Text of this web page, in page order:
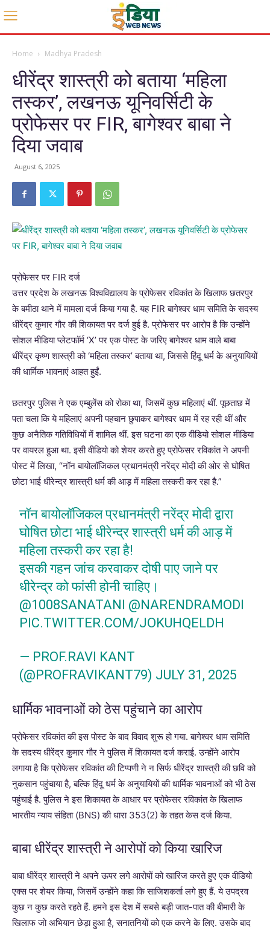
Home Madhya Pradesh
धीरेंद्र शास्त्री को बताया ‘महिला
तस्कर’, लखनऊ यूनिवर्सिटी के
प्रोफेसर पर FIR, बागेश्वर बाबा ने
दिया जवाब
August 6, 2025
प्रोफेसर पर FIR दर्ज
उत्तर प्रदेश के लखनऊ विश्वविद्यालय के प्रोफेसर रविकांत के खिलाफ छतरपुर
के बमीठा थाने में मामला दर्ज किया गया है. यह FIRबागेश्वर धाम समिति के सदस्य
धीरेंद्र कुमार गौर की शिकायत पर दर्ज हुई है. प्रोफेसर पर आरोप है कि उन्होंने
सोशल मीडिया प्लेटफॉर्म ‘X’पर एक पोस्ट के जरिए बागेश्वर धाम वाले बाबा
धीरेंद्र कृष्ण शास्त्री को ‘महिला तस्कर’ बताया था, जिससे हिंदू धर्म के अनुयायियों
की धार्मिक भावनाएं आहत हुईं.
छतरपुर पुलिस ने एक एम्बुलेंस को रोका था, जिसमें कुछ महिलाएं थीं. पूछताछ में
पता चला कि ये महिलाएं अपनी पहचान छुपाकर बागेश्वर धाम में रह रही थीं और
कुछ अनैतिक गतिविधियों में शामिल थीं. इस घटना का एक वीडियो सोशल मीडिया
पर वायरल हुआ था. इसी वीडियो को शेयर करते हुए प्रोफेसर रविकांत ने अपनी
पोस्ट में लिखा, “नॉन बायोलॉजिकल प्रधानमंत्री नरेंद्र मोदी की ओर से घोषित
छोटा भाई धीरेन्द्र शास्त्री धर्म की आड़ में महिला तस्करी कर रहा है.”
नॉन बायोलॉजिकल प्रधानमंत्री नरेंद्र मोदी द्वारा
घोषित छोटा भाई धीरेन्द्र शास्त्री धर्म की आड़ में
महिला तस्करी कर रहा है!
इसकी गहन जांच करवाकर दोषी पाए जाने पर
धीरेन्द्र को फांसी होनी चाहिए।
@1008SANATANI @NARENDRAMODI
PIC.TWITTER.COM/JOKUHQELDH
— PROF.RAVI KANT
(@PROFRAVIKANT79) JULY 31, 2025
धार्मिक भावनाओं को ठेस पहुंचाने का आरोप
प्रोफेसर रविकांत की इस पोस्ट के बाद विवाद शुरू हो गया. बागेश्वर धाम समिति
के सदस्य धीरेंद्र कुमार गौर ने पुलिस में शिकायत दर्ज कराई. उन्होंने आरोप
लगाया है कि प्रोफेसर रविकांत की टिप्पणी ने न सिर्फ धीरेंद्र शास्त्री की छवि को
नुकसान पहुंचाया है, बल्कि हिंदू धर्म के अनुयायियों की धार्मिक भावनाओं को भी ठेस
पहुंचाई है. पुलिस ने इस शिकायत के आधार पर प्रोफेसर रविकांत के खिलाफ
भारतीय न्याय संहिता (BNS)की धारा 353(2) के तहत केस दर्ज किया.
बाबा धीरेंद्र शास्त्री ने आरोपों को किया खारिज
बाबा धीरेंद्र शास्त्री ने अपने ऊपर लगे आरोपों को खारिज करते हुए एक वीडियो
एक्स पर शेयर किया, जिसमें उन्होंने कहा कि साजिशकर्ता लगे हुए हैं. ये उपद्रव
कुछ न कुछ करते रहते हैं. हमने इस देश में सबसे बड़ी जात-पात की बीमारी के
खिलाफ जो अभियान छेड़ा हुआ है, सनातनियों को एक करने के लिए. उसके बाद